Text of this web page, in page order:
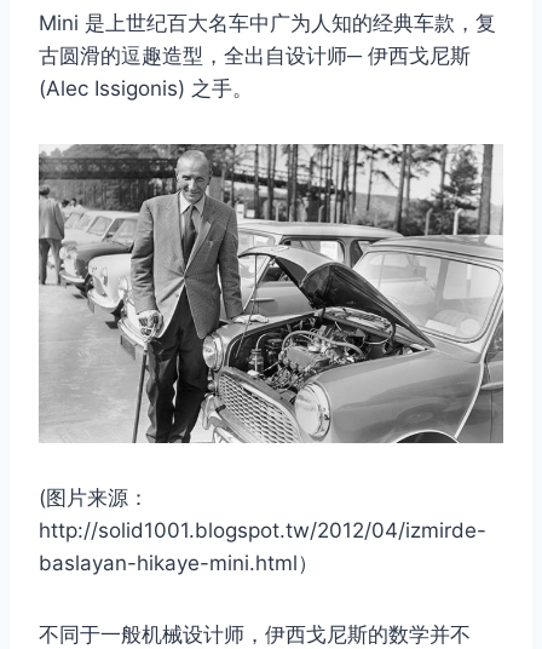
Mini 是上世纪百大名车中广为人知的经典车款，复
古圆滑的逗趣造型，全出自设计师─ 伊西戈尼斯
(Alec Issigonis) 之手。
(图片来源：
http://solid1001.blogspot.tw/2012/04/izmirde-
baslayan-hikaye-mini.html）
不同于一般机械设计师，伊西戈尼斯的数学并不